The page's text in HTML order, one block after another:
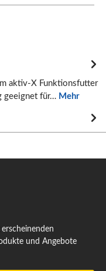
aktiv-X Funktionsfutter
geeignet für… Mehr
und Angebote